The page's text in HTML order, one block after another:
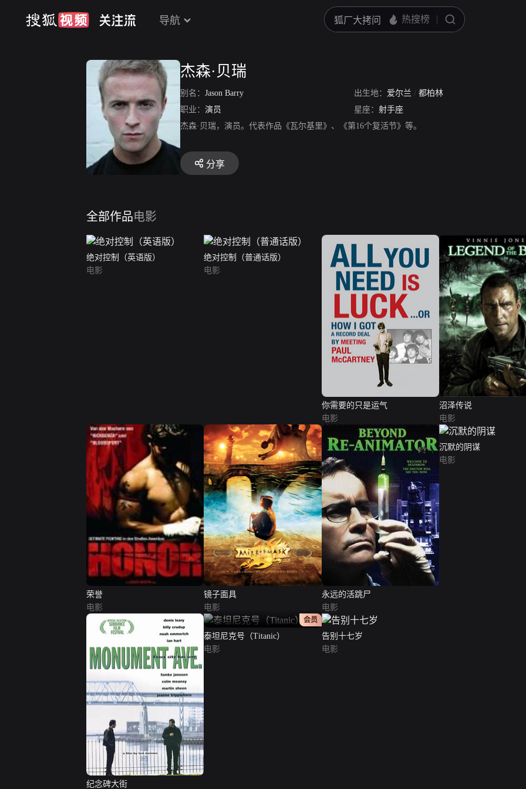
导航
杰森·贝瑞
别名： Jason Barry 出生地： 爱尔兰 / 都柏林
职业： 演员 星座： 射手座
杰森·贝瑞，演员。代表作品《瓦尔基里》、《第16个复活节》等。
分享
全部作品电影
绝对控制（英语版）
电影
绝对控制（普通话版）
电影
你需要的只是运气
电影
沼泽传说
电影
荣誉
电影
镜子面具
电影
永远的活跳尸
电影
沉默的阴谋
电影
纪念碑大街
正片
会员
泰坦尼克号（Titanic）
电影
告别十七岁
电影